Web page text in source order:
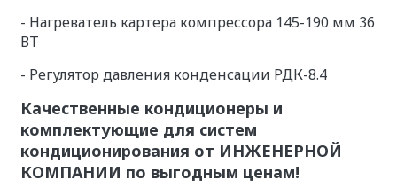
- Нагреватель картера компрессора 145-190 мм 36
ВТ
- Регулятор давления конденсации РДК-8.4
Качественные кондиционеры и
комплектующие для систем
кондиционирования от ИНЖЕНЕРНОЙ
КОМПАНИИ по выгодным ценам!